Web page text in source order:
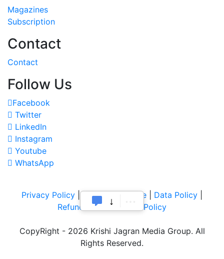
Magazines
Subscription
Contact
Contact
Follow Us
Facebook
Twitter
LinkedIn
Instagram
Youtube
WhatsApp
Privacy Policy |Terms of Service Data Policy
Refund & Cancellation Policy
CopyRight - 2026 Krishi Jagran Media Group. All
Rights Reserved.